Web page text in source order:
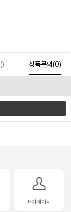
상품문의(0)
마이페이지